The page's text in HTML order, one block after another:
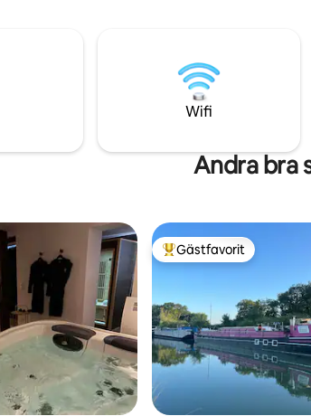
Wifi
Andra bra
Populär gästfavorit
Gästfavorit